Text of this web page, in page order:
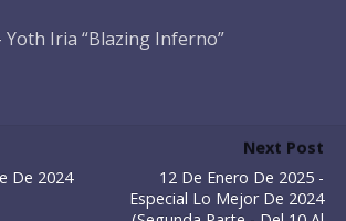
Yoth Iria “Blazing Inferno”
De 2024
Next Post
12 De Enero De 2025 -
Especial Lo Mejor De 2024